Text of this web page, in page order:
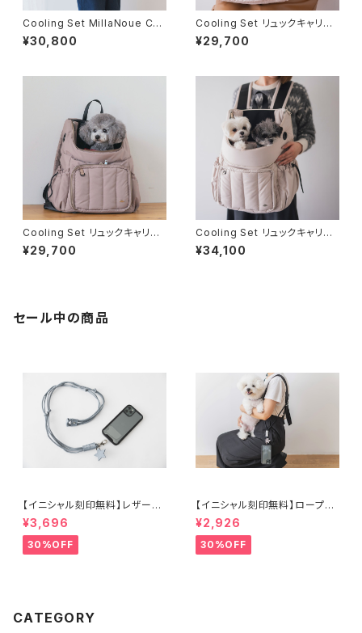
Cooling Set MillaNoue Cac
hette（ミラヌー カシェット）ブラ
ック「連れていける、隠れ家バッ
¥30,800
Cooling Set リュックキャリー
Mサイズ アイボリー 軽量フワ
モコ -FuFu series-
¥29,700
Cooling Set リュックキャリー
Mサイズ グレージュ 軽量フ
ワモコ -FuFu series-
¥29,700
Cooling Set リュックキャリー
&ハウス Lサイズ アイボリ
ー 軽量フワモコ -FuFu serie
¥34,100
セール中の商品
【イニシャル刻印無料】レザース
マホストラップ ブルー
¥3,696
30%OFF
【イニシャル刻印無料】ロープス
マホストラップ シルバー
¥2,926
30%OFF
CATEGORY